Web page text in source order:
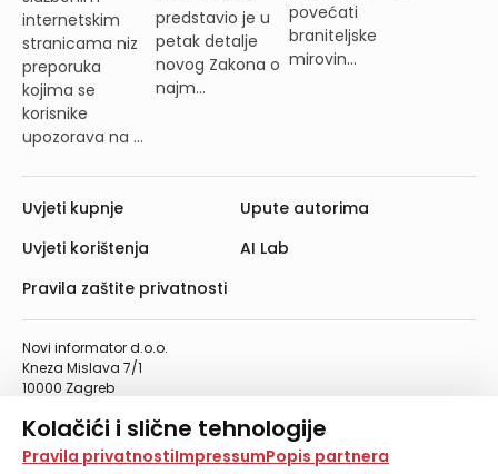
Kolačići i slične tehnologije
Na našoj web stranici koristimo kolačiće i slične
Pravila privatnostiImpressumPopis partnera
internetskim
stranicama niz
preporuka
kojima se
korisnike
upozorava na ...
predstavio je u
petak detalje
novog Zakona o
najm...
povećati
braniteljske
mirovin...
Novi informator d.o.o.
Kneza Mislava 7/1
10000 Zagreb
Telefaks: 01/4612-553
info@informator.hr
Uvjeti kupnje
Uvjeti korištenja
Pravila zaštite privatnosti
Upute autorima
AI Lab